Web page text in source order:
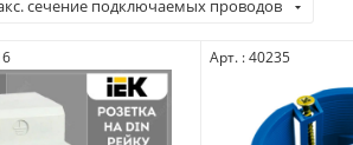
сечение подключаемых проводов
Арт. : 40235